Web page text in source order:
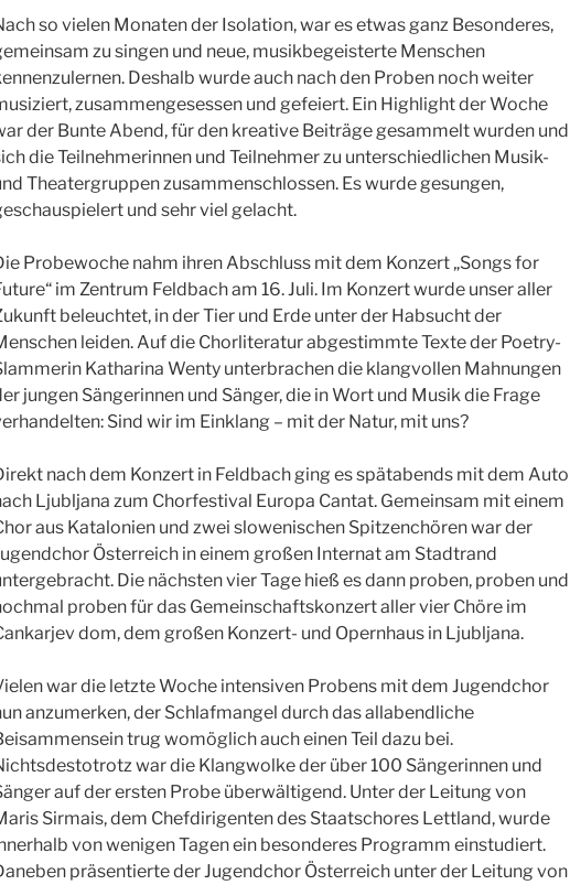
so vielen Monaten der Isolation, war es etwas ganz Besonderes,
zu singen und neue, musikbegeisterte Menschen
Deshalb wurde auch nach den Proben noch weiter
zusammengesessen und gefeiert. Ein Highlight der Woche
der Bunte Abend, für den kreative Beiträge gesammelt wurden und
die Teilnehmerinnen und Teilnehmer zu unterschiedlichen Musik-
Theatergruppen zusammenschlossen. Es wurde gesungen,
und sehr viel gelacht.
Probewoche nahm ihren Abschluss mit dem Konzert „Songs for
im Zentrum Feldbach am 16. Juli. Im Konzert wurde unser aller
beleuchtet, in der Tier und Erde unter der Habsucht der
leiden. Auf die Chorliteratur abgestimmte Texte der Poetry-
Katharina Wenty unterbrachen die klangvollen Mahnungen
jungen Sängerinnen und Sänger, die in Wort und Musik die Frage
Sind wir im Einklang – mit der Natur, mit uns?
nach dem Konzert in Feldbach ging es spätabends mit dem Auto
Ljubljana zum Chorfestival Europa Cantat. Gemeinsam mit einem
aus Katalonien und zwei slowenischen Spitzenchören war der
Österreich in einem großen Internat am Stadtrand
Die nächsten vier Tage hieß es dann proben, proben und
proben für das Gemeinschaftskonzert aller vier Chöre im
dom, dem großen Konzert- und Opernhaus in Ljubljana.
war die letzte Woche intensiven Probens mit dem Jugendchor
anzumerken, der Schlafmangel durch das allabendliche
trug womöglich auch einen Teil dazu bei.
war die Klangwolke der über 100 Sängerinnen und
auf der ersten Probe überwältigend. Unter der Leitung von
Sirmais, dem Chefdirigenten des Staatschores Lettland, wurde
von wenigen Tagen ein besonderes Programm einstudiert.
präsentierte der Jugendchor Österreich unter der Leitung von